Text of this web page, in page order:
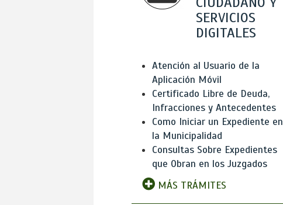
SERVICIOS
DIGITALES
Atención al Usuario de la
Aplicación Móvil
Certificado Libre de Deuda,
Infracciones y Antecedentes
Como Iniciar un Expediente en
la Municipalidad
Consultas Sobre Expedientes
que Obran en los Juzgados
MÁS TRÁMITES